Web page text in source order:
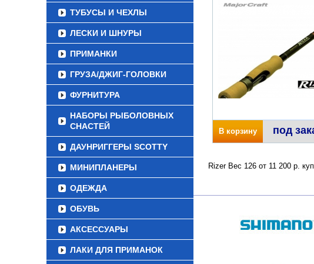
ТУБУСЫ И ЧЕХЛЫ
ЛЕСКИ И ШНУРЫ
ПРИМАНКИ
ГРУЗА/ДЖИГ-ГОЛОВКИ
ФУРНИТУРА
НАБОРЫ РЫБОЛОВНЫХ
СНАСТЕЙ
ДАУНРИГГЕРЫ SCOTTY
МИНИПЛАНЕРЫ
ОДЕЖДА
ОБУВЬ
АКСЕССУАРЫ
ЛАКИ ДЛЯ ПРИМАНОК
В корзину под
Rizer Вес 126 от 11 200 р.